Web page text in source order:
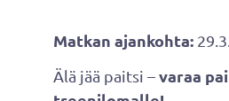
Matkan ajankohta:
Älä jää paitsi –varaa